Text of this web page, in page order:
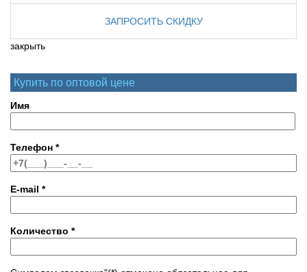
ЗАПРОСИТЬ СКИДКУ
закрыть
Купить по оптовой цене
Имя
Телефон *
E-mail *
Количество *